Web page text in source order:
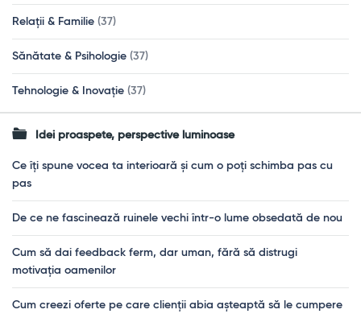
Relații & Familie (37)
Sănătate & Psihologie (37)
Tehnologie & Inovație (37)
Idei proaspete, perspective luminoase
Ce îți spune vocea ta interioară și cum o poți schimba pas cu
pas
De ce ne fascinează ruinele vechi într-o lume obsedată de nou
Cum să dai feedback ferm, dar uman, fără să distrugi
motivația oamenilor
Cum creezi oferte pe care clienții abia așteaptă să le cumpere